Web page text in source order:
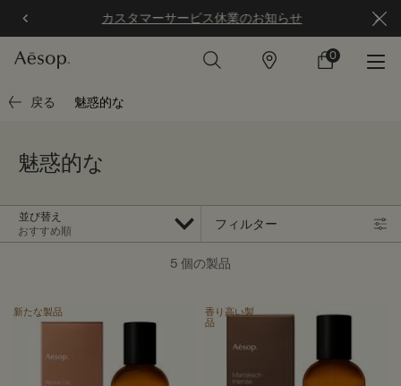
カスタマーサービス休業のお知らせ
店
カ
0
0 カート内の製
戻る 魅惑的な
魅惑的な
並び替え フィルター
フィルターメニュー
5 個の製品
新たな製品
香り高い製
品